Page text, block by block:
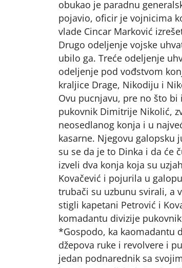
obukao je paradnu
pojavio, oficir je vojnicima
vlade Cincar Marković
Drugo odeljenje vojske
ubilo ga. Treće odeljenje
odeljenje pod vođstvom
kraljice Drage, Nikodiju i
Ovu pucnjavu, pre no što
pukovnik Dimitrije Nikolić,
neosedlanog konja i u
kasarne. Njegovu
su se da je to Dinka i da će
izveli dva konja koja su
Kovačević i pojurila u
trubači su uzbunu svirali, a
stigli kapetani Petrović i
komadantu divizije
*Gospodo, ka kaomadantu
džepova ruke i revolvere i
jedan podnarednik sa